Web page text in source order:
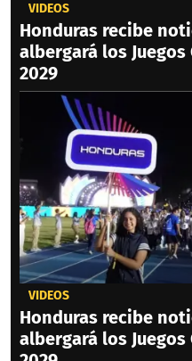
VIDEOS
Honduras recibe
albergará los
2029
VIDEOS
Honduras recibe
albergará los